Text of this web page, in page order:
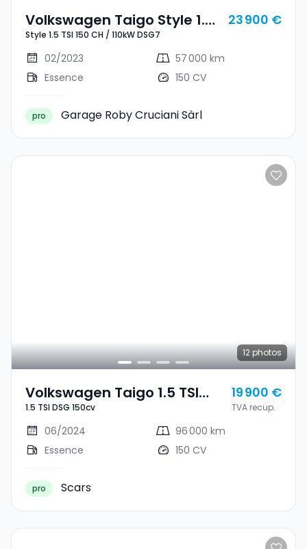
Volkswagen Taigo Style 1.5
TSI 150 CH / 110kW DSG7
Style 1.5 TSI 150 CH / 110kW DSG7
23 900 €
02/2023
57 000 km
Essence
150 CV
pro Garage Roby Cruciani Sàrl
12 photos
Volkswagen Taigo 1.5 TSI
DSG 150cv
1.5 TSI DSG 150cv
19 900 €
TVA recup.
06/2024
96 000 km
Essence
150 CV
pro Scars